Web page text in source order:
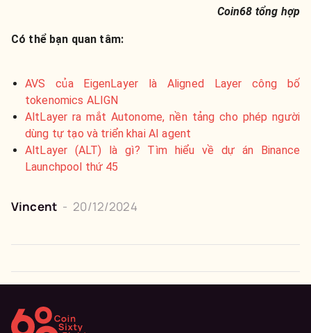
Coin68 tổng hợp
Có thể bạn quan tâm:
​​AVS của EigenLayer là Aligned Layer công bố
tokenomics ALIGN
​​AltLayer ra mắt Autonome, nền tảng cho phép người
dùng tự tạo và triển khai AI agent
AltLayer (ALT) là gì? Tìm hiểu về dự án Binance
Launchpool thứ 45
Vincent - 20/12/2024